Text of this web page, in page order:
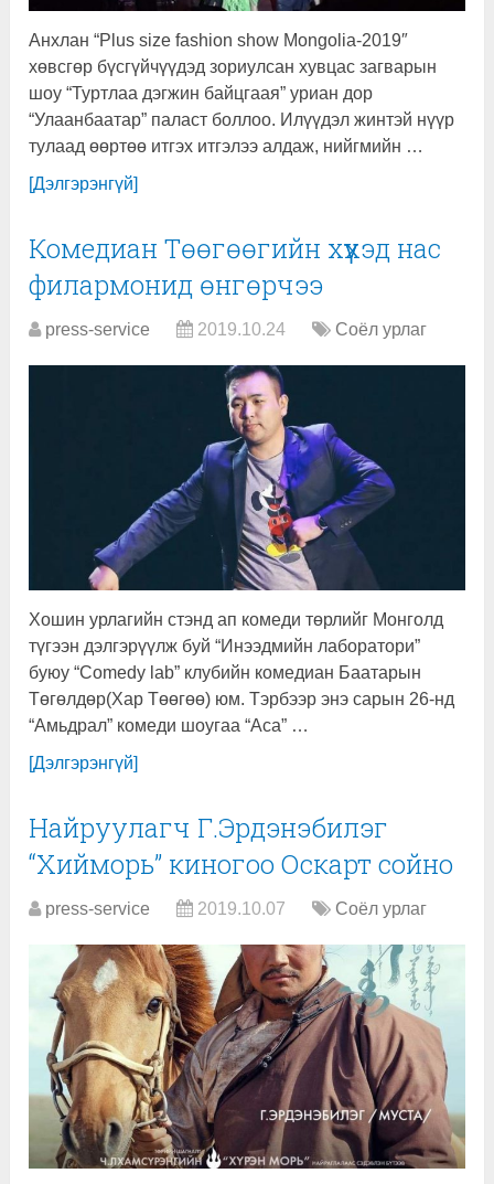
Анхлан “Plus size fashion show Mongolia-2019″
хөвсгөр бүсгүйчүүдэд зориулсан хувцас загварын
шоу “Туртлаа дэгжин байцгаая” уриан дор
“Улаанбаатар” паласт боллоо. Илүүдэл жинтэй нүүр
тулаад өөртөө итгэх итгэлээ алдаж, нийгмийн …
[Дэлгэрэнгүй]
Комедиан Төөгөөгийн хүүхэд нас
филармонид өнгөрчээ
press-service 2019.10.24 Соёл урлаг
Хошин урлагийн стэнд ап комеди төрлийг Монголд
түгээн дэлгэрүүлж буй “Инээдмийн лаборатори”
буюу “Comedy lab” клубийн комедиан Баатарын
Төгөлдөр(Хар Төөгөө) юм. Тэрбээр энэ сарын 26-нд
“Амьдрал” комеди шоугаа “Аса” …
[Дэлгэрэнгүй]
Найруулагч Г.Эрдэнэбилэг
“Хийморь” киногоо Оскарт сойно
press-service 2019.10.07 Соёл урлаг